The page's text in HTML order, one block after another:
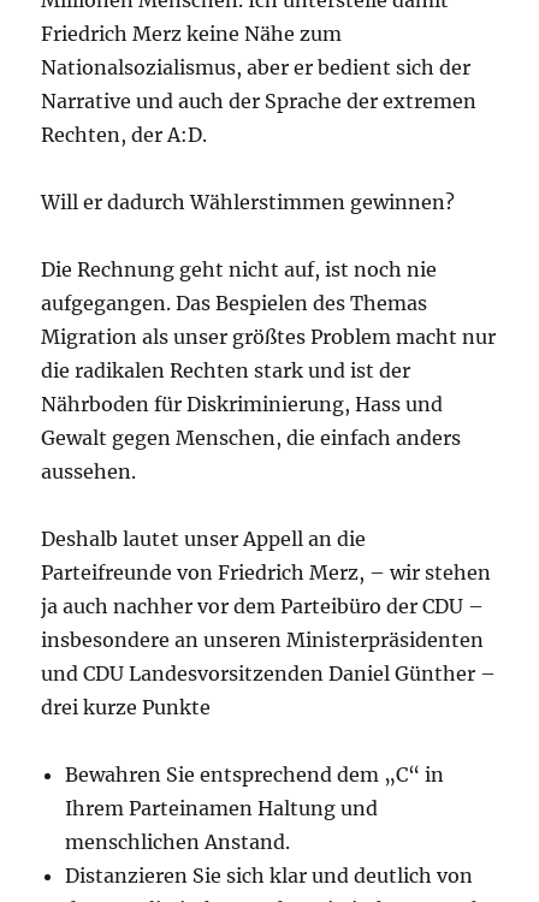
Friedrich Merz keine Nähe zum
Nationalsozialismus, aber er bedient sich der
Narrative und auch der Sprache der extremen
Rechten, der A:D.
Will er dadurch Wählerstimmen gewinnen?
Die Rechnung geht nicht auf, ist noch nie
aufgegangen. Das Bespielen des Themas
Migration als unser größtes Problem macht nur
die radikalen Rechten stark und ist der
Nährboden für Diskriminierung, Hass und
Gewalt gegen Menschen, die einfach anders
aussehen.
Deshalb lautet unser Appell an die
Parteifreunde von Friedrich Merz, – wir stehen
ja auch nachher vor dem Parteibüro der CDU –
insbesondere an unseren Ministerpräsidenten
und CDU Landesvorsitzenden Daniel Günther –
drei kurze Punkte
Bewahren Sie entsprechend dem „C“ in
Ihrem Parteinamen Haltung und
menschlichen Anstand.
Distanzieren Sie sich klar und deutlich von